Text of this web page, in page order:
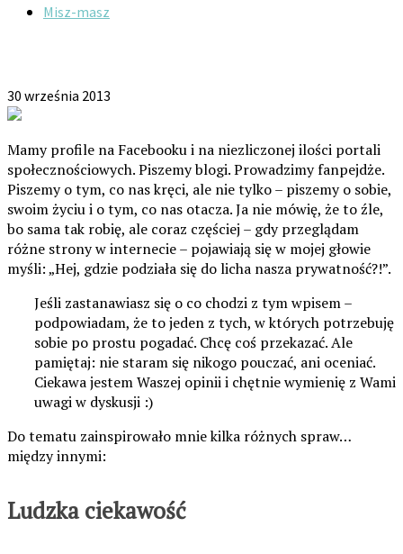
Misz-masz
30 września 2013
Mamy profile na Facebooku i na niezliczonej ilości portali
społecznościowych. Piszemy blogi. Prowadzimy fanpejdże.
Piszemy o tym, co nas kręci, ale nie tylko – piszemy o sobie,
swoim życiu i o tym, co nas otacza. Ja nie mówię, że to źle,
bo sama tak robię, ale coraz częściej – gdy przeglądam
różne strony w internecie – pojawiają się w mojej głowie
myśli: „Hej, gdzie podziała się do licha nasza prywatność?!”.
Jeśli zastanawiasz się o co chodzi z tym wpisem –
podpowiadam, że to jeden z tych, w których potrzebuję
sobie po prostu pogadać. Chcę coś przekazać. Ale
pamiętaj: nie staram się nikogo pouczać, ani oceniać.
Ciekawa jestem Waszej opinii i chętnie wymienię z Wami
uwagi w dyskusji :)
Do tematu zainspirowało mnie kilka różnych spraw…
między innymi:
Ludzka ciekawość